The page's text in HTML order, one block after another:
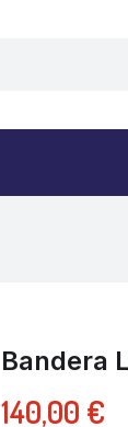
Bandera
140,00 €